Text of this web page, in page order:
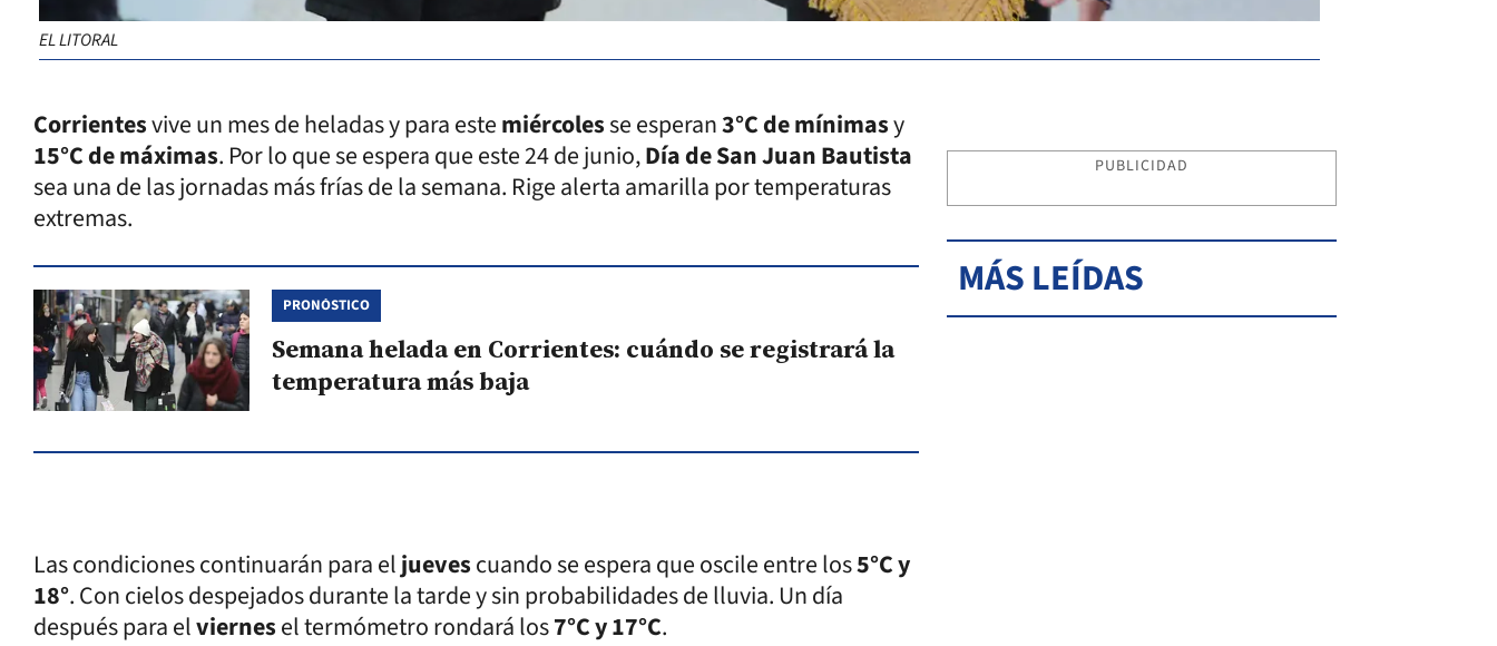
EL LITORAL
Corrientesvive un mes de heladas y para estemiércolesse esperan3°C de mínimasy
15°C de máximas. Por lo que se espera que este 24 de junio,Día de San Juan Bautista
sea una de las jornadas más frías de la semana. Rige alerta amarilla por temperaturas
extremas.
PRONÓSTICO
Semana helada en Corrientes: cuándo se registrará la
temperatura más baja
Las condiciones continuarán para eljuevescuando se espera que oscile entre los5°C y
18°. Con cielos despejados durante la tarde y sin probabilidades de lluvia. Un día
después para elviernesel termómetro rondará los7°C y 17°C.
PUBLICIDAD
MÁS LEÍDAS